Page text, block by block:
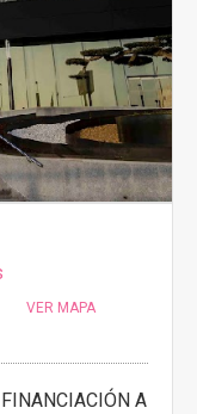
VER MAPA
A